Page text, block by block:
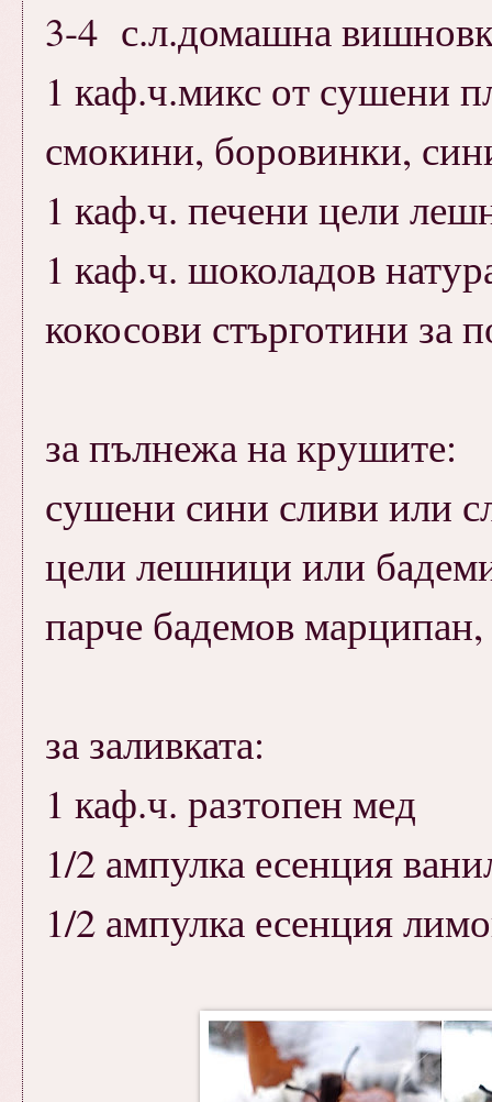
3-4 с.л.домашна
1 каф.ч.микс от сушени
смокини, боровинки,
1 каф.ч. печени цели
1 каф.ч. шоколадов
кокосови стърготини за
за пълнежа на крушите:
сушени сини сливи или
цели лешници или
парче бадемов
за заливката:
1 каф.ч. разтопен мед
1/2 ампулка есенция
1/2 ампулка есенция